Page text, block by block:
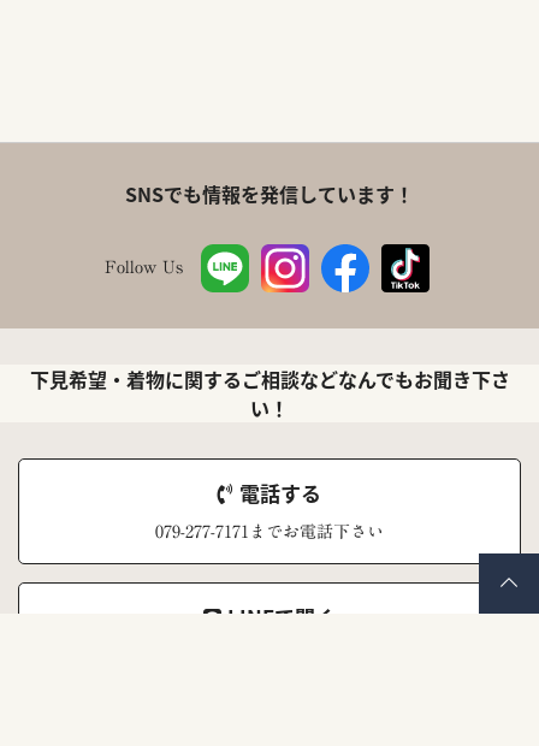
SNSでも情報を発信しています！
Follow Us
下見希望・着物に関するご相談などなんでもお聞き下さ
い！
電話する
079-277-7171までお電話下さい
LINEで聞く